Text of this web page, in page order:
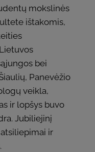
mokslinės
ištakomis,
bei
Panevėžio
veikla,
ir lopšys buvo
Jubiliejinį
ir